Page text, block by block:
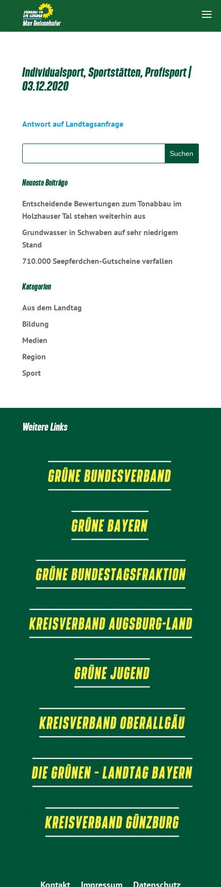
Individualsport, Sportstätten, Profisport |
03.12.2020
Antwort auf Landtagsanfrage
Neueste Beiträge
Entscheidende Bewertungen zum Tonabbau im
Holzhauser Tal stehen weiterhin aus
Grundwasser in Schwaben auf sehr niedrigem
Stand
710.000 Seepferdchen-Gutscheine verfallen
Kategorien
Aus dem Landtag
Bildung
Medien
Region
Sport
Weitere Links
Kontakt Impressum Datenschutz